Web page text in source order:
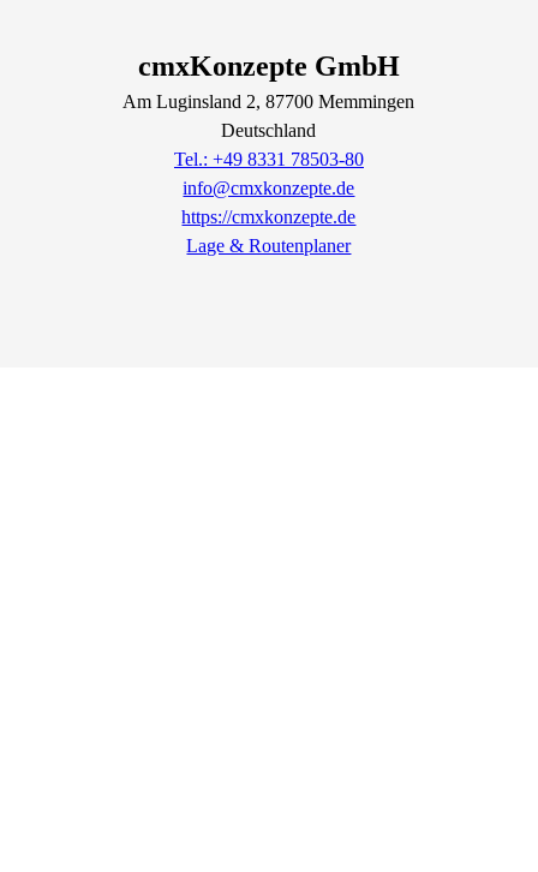
cmxKonzepte GmbH
Am Luginsland 2, 87700Memmingen
Deutschland
Tel.: +49 8331 78503-80
info@cmxkonzepte.de
https://cmxkonzepte.de
Lage & Routenplaner